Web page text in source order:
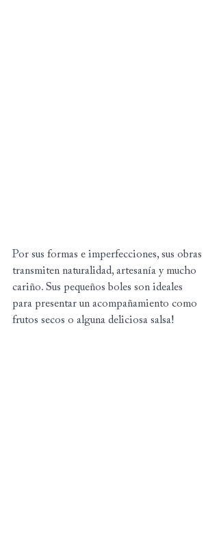
Por sus formas e imperfecciones, sus obras
transmiten naturalidad, artesanía y mucho
cariño. Sus pequeños boles son ideales
para presentar un acompañamiento como
frutos secos o alguna deliciosa salsa!